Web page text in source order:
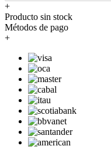
+
Producto sin stock
Métodos de pago
+